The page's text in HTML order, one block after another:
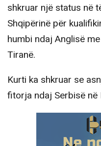
shkruar një status në
Shqipërinë për
humbi ndaj Anglisë
Tiranë.
Kurti ka shkruar se
fitorja ndaj Serbisë në